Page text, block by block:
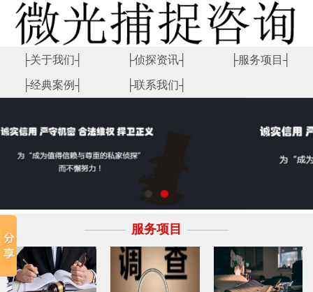
├关于我们┤ ├侦探资讯┤ ├服务项目┤
├经典案例┤ ├联系我们┤
服务项目